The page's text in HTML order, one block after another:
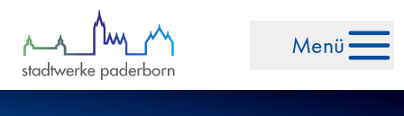
Zum Inhalt springen
Menü